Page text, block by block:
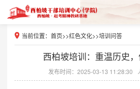
当前位置： 首页>>红色文化>>培训问答
西柏坡培训：重温历史
发布时间：2025-03-13 11:28:30